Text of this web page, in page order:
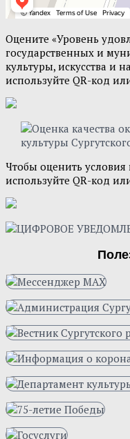
Оцените «Уровень
государственных и
культуры, искусства и
используйте QR-код
Чтобы оценить условия
используйте QR-код